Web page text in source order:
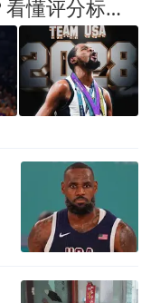
杜兰特仅排第3真被高估？看懂评分标准，才知他有多冤